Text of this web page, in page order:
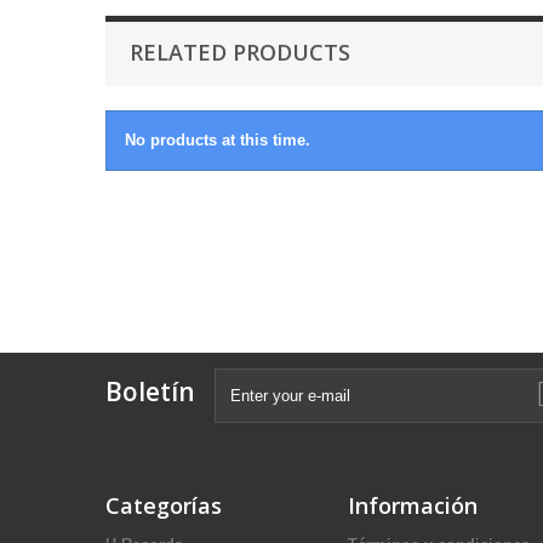
RELATED PRODUCTS
No products at this time.
Boletín
Categorías Información